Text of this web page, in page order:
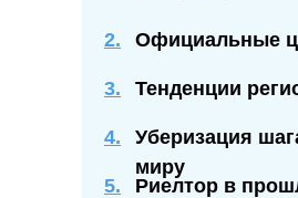
2. Официальные
3. Тенденции
4.
Уберизация
миру
5.
Риелтор в